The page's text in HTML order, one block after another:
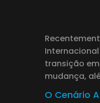
transição
mudança,
O Cenário